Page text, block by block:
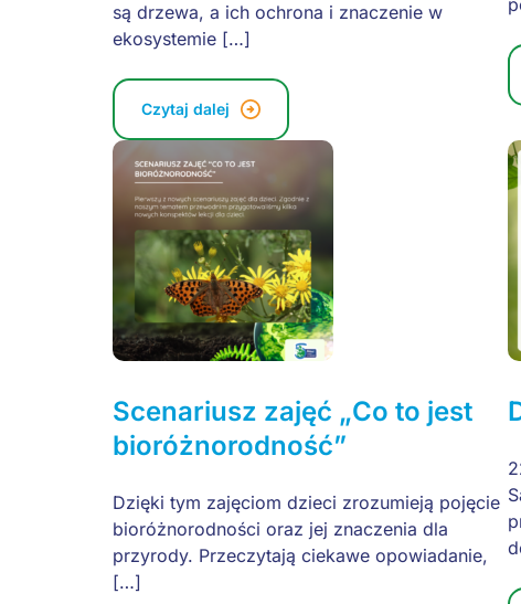
są drzewa, a ich ochrona i znaczenie w
ekosystemie […]
Czytaj dalej
Scenariusz zajęć „Co to jest
bioróżnorodność”
Dzięki tym zajęciom dzieci zrozumieją pojęcie
bioróżnorodności oraz jej znaczenia dla
przyrody. Przeczytają ciekawe opowiadanie,
[…]